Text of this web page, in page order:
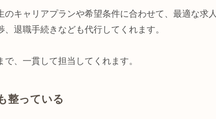
キャリアプランや希望条件に合わせて、最適な求人
退職手続きなども代行してくれます。
、一貫して担当してくれます。
整っている